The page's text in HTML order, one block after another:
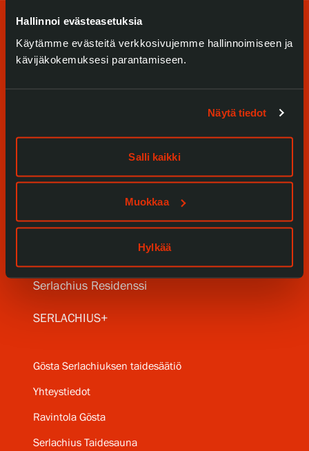
Hallinnoi evästeasetuksia
Käytämme evästeitä verkkosivujemme hallinnoimiseen ja
kävijäkokemuksesi parantamiseen.
Näytä tiedot
Salli kaikki
Muokkaa
Hylkää
Palvelumme
Kokoelmat ja museo
Serlachius Residenssi
SERLACHIUS+
Gösta Serlachiuksen taidesäätiö
Yhteystiedot
Ravintola Gösta
Serlachius Taidesauna